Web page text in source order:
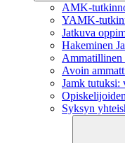
AMK-
YAMK-
Jatkuva
Hakeminen
Ammatillinen
Avoin
Jamk tutuksi:
Syksyn